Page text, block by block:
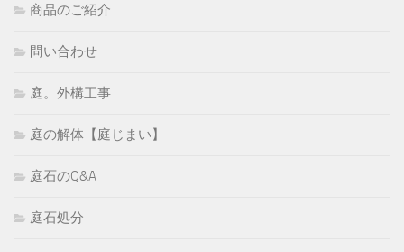
商品のご紹介
問い合わせ
庭。外構工事
庭の解体【庭じまい】
庭石のQ&A
庭石処分